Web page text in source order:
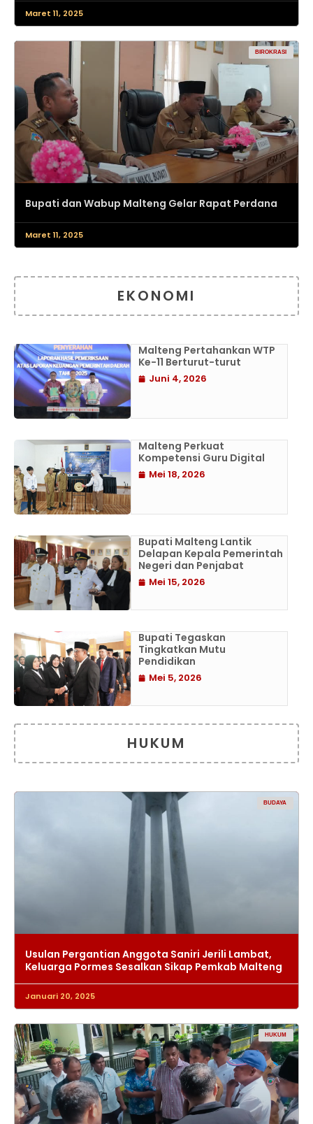
Maret 11, 2025
BIROKRASI
Bupati dan Wabup Malteng Gelar Rapat Perdana
Maret 11, 2025
EKONOMI
Malteng Pertahankan WTP
Ke-11 Berturut-turut
Juni 4, 2026
Malteng Perkuat
Kompetensi Guru Digital
Mei 18, 2026
Bupati Malteng Lantik
Delapan Kepala Pemerintah
Negeri dan Penjabat
Mei 15, 2026
Bupati Tegaskan
Tingkatkan Mutu
Pendidikan
Mei 5, 2026
HUKUM
BUDAYA
Usulan Pergantian Anggota Saniri Jerili Lambat,
Keluarga Pormes Sesalkan Sikap Pemkab Malteng
Januari 20, 2025
HUKUM